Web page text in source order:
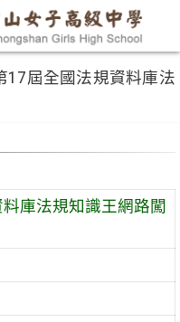
17屆全國法規資料庫法
庫法規知識王網路闖